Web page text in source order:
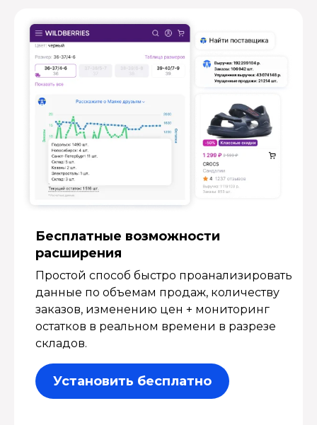
Бесплатные возмож­ности
расширения
Простой способ быстро проанализировать
данные по объемам продаж, количеству
заказов, изменению цен + мониторинг
остатков в реальном времени в разрезе
складов.
Установить бесплатно